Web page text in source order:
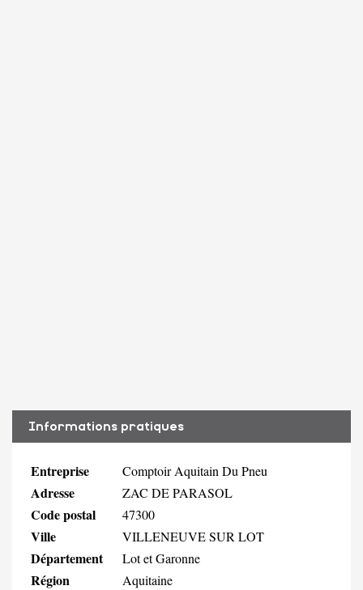
Informations pratiques
Entreprise Comptoir Aquitain Du Pneu
Adresse ZAC DE PARASOL
Code postal 47300
Ville VILLENEUVE SUR LOT
Département Lot et Garonne
Région Aquitaine